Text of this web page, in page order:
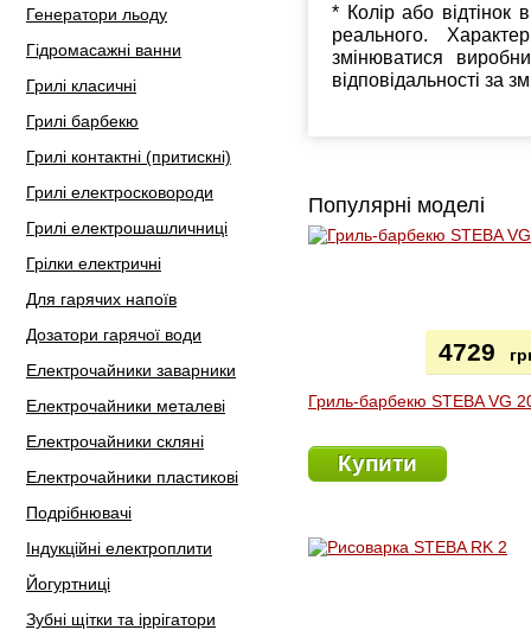
Генератори льоду
Гідромасажні ванни
Грилі класичні
Грилі барбекю
Грилі контактні (притискні)
Грилі електросковороди
Грилі електрошашличниці
Грілки електричні
Для гарячих напоїв
Дозатори гарячої води
Електрочайники заварники
Електрочайники металеві
Електрочайники скляні
Електрочайники пластикові
Подрібнювачі
Індукційні електроплити
Йогуртниці
Зубні щітки та іррігатори
* Колір або відтінок
реального.
змінюватися
відповідальності за
Популярні моделі
Гриль-барбекю STEBA VG
4729
Купити